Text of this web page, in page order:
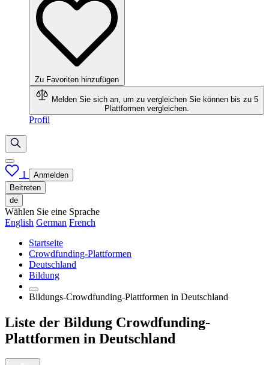
Zu Favoriten hinzufügen
Melden Sie sich an, um zu vergleichen Sie können bis zu 5
Plattformen vergleichen.
Profil
1
Anmelden
Beitreten
de
Wählen Sie eine Sprache
English German French
Startseite
Crowdfunding-Plattformen
Deutschland
Bildung
Bildungs-Crowdfunding-Plattformen in Deutschland
Liste der Bildung Crowdfunding-
Plattformen in Deutschland